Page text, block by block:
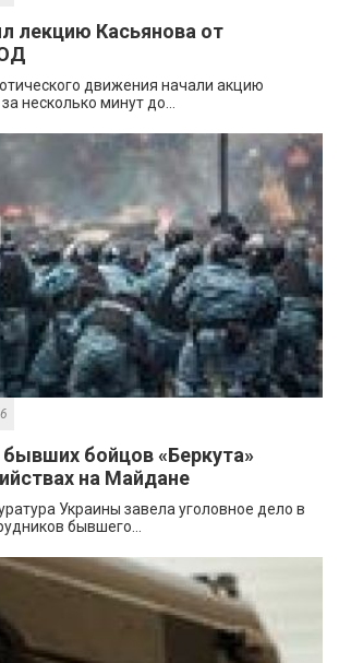
лекцию Касьянова от
движения начали акцию
несколько минут до...
бывших бойцов «Беркута»
на Майдане
Украины завела уголовное дело в
бывшего...